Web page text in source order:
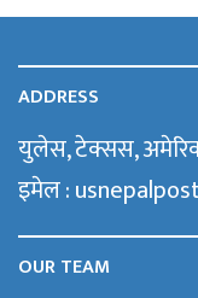
ADDRESS
युलेस, टेक्सस,
इमेल :
OUR TEAM